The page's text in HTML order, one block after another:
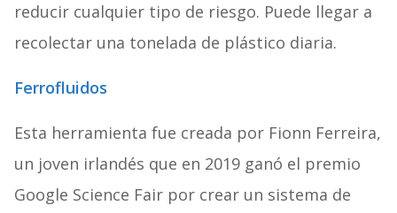
reducir cualquier tipo de riesgo. Puede llegar a
recolectar una tonelada de plástico diaria.
Ferrofluidos
Esta herramienta fue creada por Fionn Ferreira,
un joven irlandés que en 2019 ganó el premio
Google Science Fair por crear un sistema de